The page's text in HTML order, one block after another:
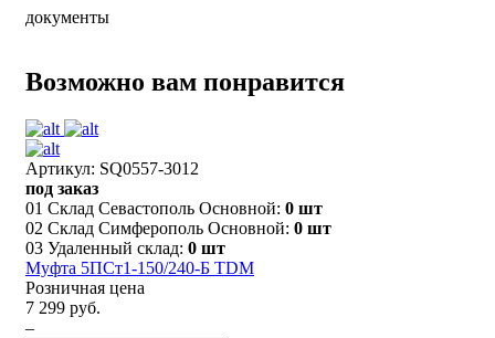
документы
Возможно вам понравится
Артикул: SQ0557-3012
под заказ
01 Склад Севастополь Основной: 0 шт
02 Склад Симферополь Основной: 0 шт
03 Удаленный склад: 0 шт
Муфта 5ПСт1-150/240-Б TDM
Розничная цена
7 299 руб.
–